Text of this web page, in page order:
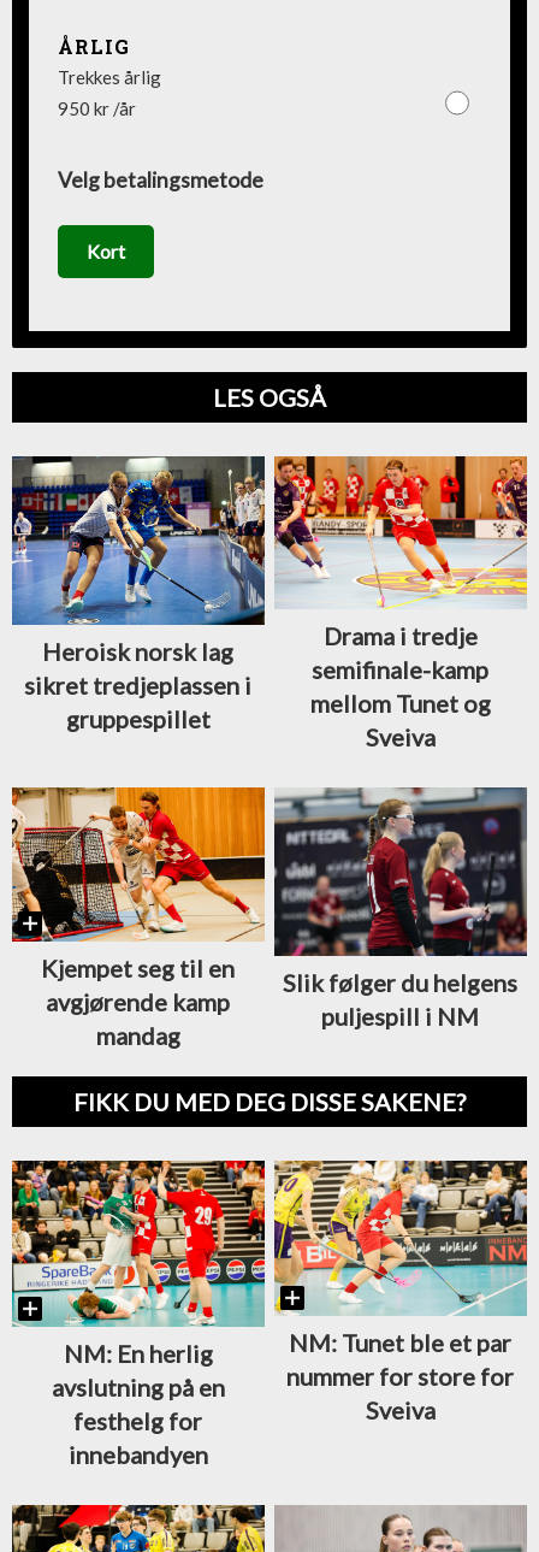
ÅRLIG
Trekkes årlig
950 kr /år
Velg betalingsmetode
Kort
LES OGSÅ
Heroisk norsk lag
sikret tredjeplassen i
gruppespillet
Drama i tredje
semifinale-kamp
mellom Tunet og
Sveiva
Kjempet seg til en
avgjørende kamp
mandag
Slik følger du helgens
puljespill i NM
FIKK DU MED DEG DISSE SAKENE?
NM: En herlig
avslutning på en
festhelg for
innebandyen
NM: Tunet ble et par
nummer for store for
Sveiva